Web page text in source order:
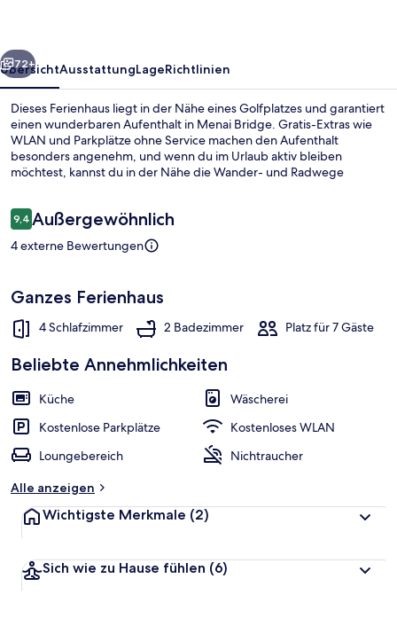
Weiter
72+
ÜbersichtAusstattungLageRichtlinien
Dieses Ferienhaus liegt in der Nähe eines Golfplatzes und garantiert
einen wunderbaren Aufenthalt in Menai Bridge. Gratis-Extras wie
WLAN und Parkplätze ohne Service machen den Aufenthalt
besonders angenehm, und wenn du im Urlaub aktiv bleiben
möchtest, kannst du in der Nähe die Wander- und Radwege
Bewertungen
9,49,4 von 10.
Außergewöhnlich
4 externe Bewertungen
Ganzes Ferienhaus
4 Schlafzimmer 2 Badezimmer Platz für 7 Gäste
Beliebte Annehmlichkeiten
Küche
Wäscherei
Kostenlose Parkplätze
Kostenloses WLAN
Loungebereich
Nichtraucher
Alle anzeigen
Wichtigste Merkmale (2)
Sich wie zu Hause fühlen (6)